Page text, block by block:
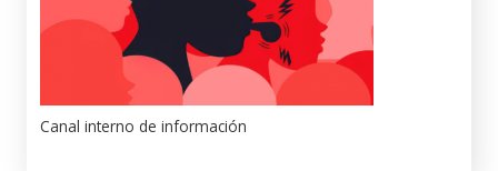
Canal interno de información